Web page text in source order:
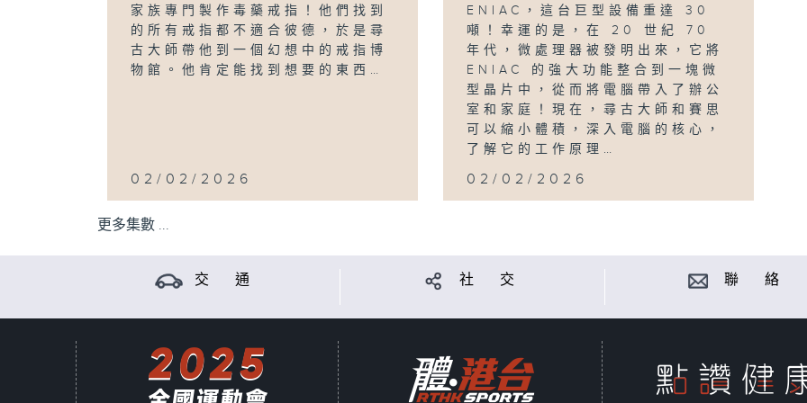
家族專門製作毒藥戒指！他們找到
的所有戒指都不適合彼德，於是尋
古大師帶他到一個幻想中的戒指博
物館。他肯定能找到想要的東西…
02/02/2026
ENIAC，這台巨型設備重達 30
噸！幸運的是，在 20 世紀 70
年代，微處理器被發明出來，它將
ENIAC 的強大功能整合到一塊微
型晶片中，從而將電腦帶入了辦公
室和家庭！現在，尋古大師和賽思
可以縮小體積，深入電腦的核心，
了解它的工作原理…
02/02/2026
更多集數 ...
交 通 社 交 聯 絡